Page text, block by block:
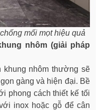
mối mọt hiệu quả
nhôm (giải pháp
khung nhôm thường sẽ
gàng và hiện đại. Bề
phong cách thiết kế tối
inox hoặc gỗ để cân